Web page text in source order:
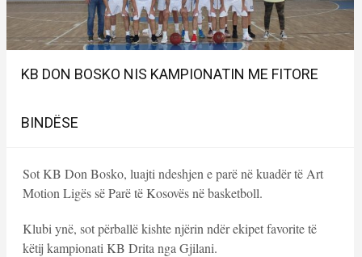
KB DON BOSKO NIS KAMPIONATIN ME FITORE
BINDËSE
Sot KB Don Bosko, luajti ndeshjen e parë në kuadër të Art
Motion Ligës së Parë të Kosovës në basketboll.
Klubi ynë, sot përballë kishte njërin ndër ekipet favorite të
këtij kampionati KB Drita nga Gjilani.